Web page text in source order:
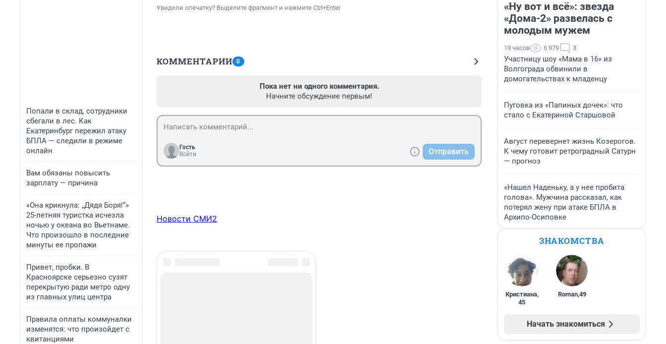
Попали в склад, сотрудники
сбегали в лес. Как
Екатеринбург пережил атаку
БПЛА — следили в режиме
онлайн
Вам обязаны повысить
зарплату — причина
«Она крикнула: „Дядя Боря!“»
25-летняя туристка исчезла
ночью у океана во Вьетнаме.
Что произошло в последние
минуты ее пропажи
Привет, пробки. В
Красноярске серьезно сузят
перекрытую ради метро одну
из главных улиц центра
Правила оплаты коммуналки
изменятся: что произойдет с
квитанциями
Увидели опечатку? Выделите фрагмент и нажмите Ctrl+Enter
КОММЕНТАРИИ 0
Пока нет ни одного комментария.
Начните обсуждение первым!
Гость
Войти
Отправить
Новости СМИ2
«Ну вот и всё»: звезда
«Дома-2» развелась с
молодым мужем
19 часов 6 979 3
Участницу шоу «Мама в 16» из
Волгограда обвинили в
домогательствах к младенцу
Пуговка из «Папиных дочек»: что
стало с Екатериной Старшовой
Август перевернет жизнь Козерогов.
К чему готовит ретроградный Сатурн
— прогноз
«Нашел Наденьку, а у нее пробита
голова». Мужчина рассказал, как
потерял жену при атаке БПЛА в
Архипо-Осиповке
ЗНАКОМСТВА
Кристиана,
45
Roman,49
Начать знакомиться